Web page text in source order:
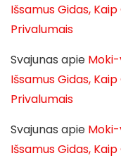
Išsamus Gidas,
Privalumais
Svajunas apie
Išsamus Gidas,
Privalumais
Svajunas apie
Išsamus Gidas,